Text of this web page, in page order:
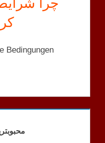
Bedingungen